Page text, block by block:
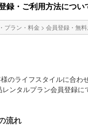
録・ご利用方法につい
プラン・料金 > 会員登録・無料
のライフスタイルに合わ
ンタルプラン会員登録に
流れ